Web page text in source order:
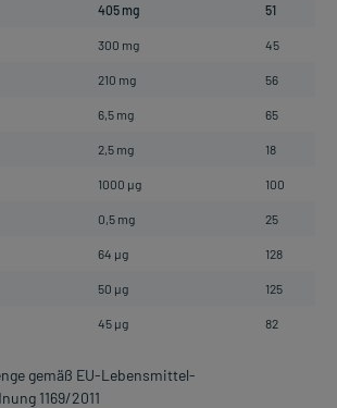
405 mg 51
300 mg 45
210 mg 56
6,5 mg 65
2,5 mg 18
1000 µg 100
0,5 mg 25
64 µg 128
50 µg 125
45 µg 82
gemäß EU-Lebensmittel-
1169/2011